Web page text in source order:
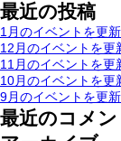
最近の投稿
1月のイベントを更
12月のイベントを更
11月のイベントを更
10月のイベントを更
9月のイベントを更新
最近のコメン